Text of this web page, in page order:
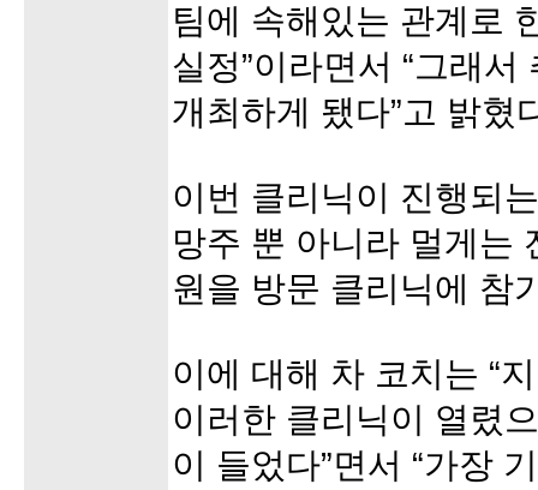
팀에 속해있는 관계로
실정”이라면서 “그래
개최하게 됐다”고 밝혔
이번 클리닉이 진행되
망주 뿐 아니라 멀게는
원을 방문 클리닉에 참
이에 대해 차 코치는 “
이러한 클리닉이 열렸
이 들었다”면서 “가장